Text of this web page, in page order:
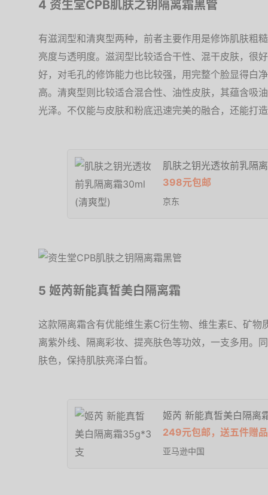
4 资生堂CPB肌肤之钥隔离霜黑管
有滋润型和清爽型两种，前者主要作用是修饰肌肤粗
亮度与透明度。滋润型比较适合干性、混干皮肤，很
好，对毛孔的修饰能力也比较强，用完整个脸显得白
高。清爽型则比较适合混合性、油性皮肤，其蕴含吸
光泽。不仅能与皮肤和粉底迅速完美的融合，还能打
肌肤之钥光透妆前乳隔
398元包邮
京东
5 姬芮新能真皙美白隔离霜
这款隔离霜含有优能维生素C衍生物、维生素E、矿
离紫外线、隔离彩妆、提亮肤色等功效，一支多用。
肤色，保持肌肤亮泽白皙。
姬芮 新能真皙美白隔离
249元包邮，送五件赠品
亚马逊中国